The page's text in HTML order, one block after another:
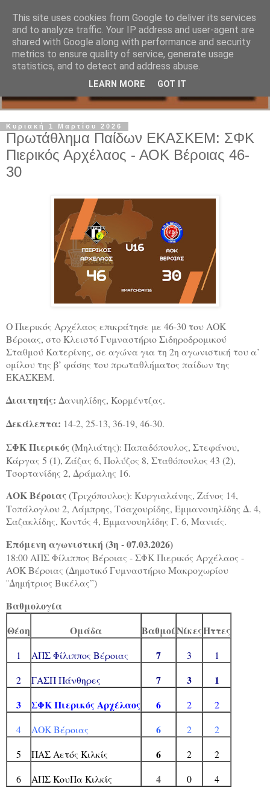
Κυριακή 1 Μαρτίου 2026
Πρωτάθλημα Παίδων ΕΚΑΣΚΕΜ: ΣΦΚ
Πιερικός Αρχέλαος - ΑΟΚ Βέροιας 46-
30
Ο Πιερικός Αρχέλαος επικράτησε με 46-30 του ΑΟΚ
Βέροιας, στο Κλειστό Γυμναστήριο Σιδηροδρομικού
Σταθμού Κατερίνης, σε αγώνα για τη 2η αγωνιστική του α’
ομίλου της β’ φάσης του πρωταθλήματος παίδων της
ΕΚΑΣΚΕΜ.
Διαιτητής: Δανιηλίδης, Κορμέντζας.
Δεκάλεπτα: 14-2, 25-13, 36-19, 46-30.
ΣΦΚ Πιερικός(Μηλιάτης): Παπαδόπουλος, Στεφάνου,
Κάργας 5 (1), Ζάζας 6, Πολύζος 8, Σταθόπουλος 43 (2),
Τσορτανίδης 2, Δράμαλης 16.
ΑΟΚ Βέροιας(Τριχόπουλος): Κυργιαλάνης, Ζάνος 14,
Τοπάλογλου 2, Λάμπρης, Τσαχουρίδης, Εμμανουηλίδης Δ. 4,
Σαζακλίδης, Κοντός 4, Εμμανουηλίδης Γ. 6, Μανιάς.
Επόμενη αγωνιστική (3η - 07.03.2026)
18:00 ΑΠΣ Φίλιππος Βέροιας - ΣΦΚ Πιερικός Αρχέλαος -
ΑΟΚ Βέροιας (Δημοτικό Γυμναστήριο Μακροχωρίου
¨Δημήτριος Βικέλας”)
Βαθμολογία
Θέση
Ομάδα ΒαθμοίΝίκεςΉττες
1 ΑΠΣ Φίλιππος Βέροιας 7 3
1
2
ΓΑΣΠ Πάνθηρες 7 3
1
3
ΣΦΚ Πιερικός Αρχέλαος 6 2
2
4
ΑΟΚ Βέροιας 6 2
2
5
ΠΑΣ Αετός Κιλκίς 6 2
2
6
ΑΠΣ ΚουΠα Κιλκίς 4 0 4
This site uses cookies from Google to deliver its services
and to analyze traffic. Your IP address and user-agent are
shared with Google along with performance and security
metrics to ensure quality of service, generate usage
statistics, and to detect and address abuse.
LEARN MORE GOT IT